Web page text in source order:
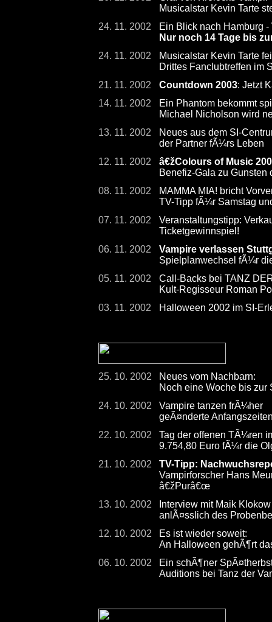
Musicalstar Kevin Tarte
24. 11. 2002
Ein Blick nach Hamburg -
Nur noch 14 Tage bis
24. 11. 2002
Musicalstar Kevin Tarte
Drittes Fanclubtreffen im
21. 11. 2002
Countdown 2003: Jetzt
14. 11. 2002
Ein Phantom bekommt
Michael Nicholson wird
13. 11. 2002
Neues aus dem SI-
der Partner fÃ¼rs Leben
12. 11. 2002
â€žColours of Music
Benefiz-Gala zu Gunsten
08. 11. 2002
MAMMA MIA! bricht
TV-Tipp fÃ¼r Samstag
07. 11. 2002
Veranstaltungstipp:
Ticketgewinnspiel!
06. 11. 2002
Vampire verlassen
Spielplanwechsel fÃ¼r
05. 11. 2002
Call-Backs bei TANZ
Kult-Regisseur Roman
03. 11. 2002
Halloween 2002 im SI-
25. 10. 2002
Neues vom Nachbarn:
Noch eine Woche bis zur
24. 10. 2002
Vampire tanzen frÃ¼her
geÃ¤nderte
22. 10. 2002
Tag der offenen TÃ¼ren
9.754,80 Euro fÃ¼r die
21. 10. 2002
TV-Tipp:
Vampirforscher Hans
â€žPurâ€œ
13. 10. 2002
Interview mit Maik
anlÃ¤sslich des
12. 10. 2002
Es ist wieder soweit:
An Halloween gehÃ¶rt
06. 10. 2002
Ein schÃ¶ner
Auditions bei Tanz der